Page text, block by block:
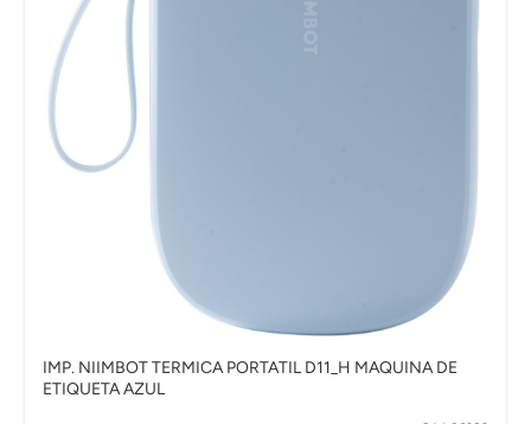
IMP. NIIMBOT TERMICA PORTATIL D11_H MAQUINA DE
ETIQUETA AZUL